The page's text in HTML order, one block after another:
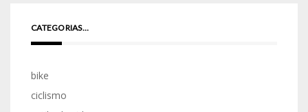
CATEGORIAS…
bike
ciclismo